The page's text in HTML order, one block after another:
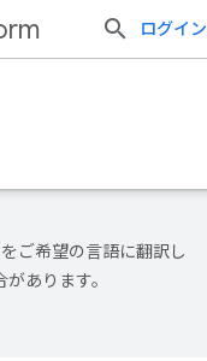
ログイン
ご希望の言語に翻訳し
あります。